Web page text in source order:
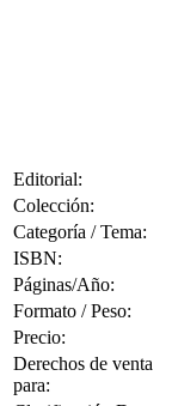
Editorial:
Colección:
Categoría / Tema:
ISBN:
Páginas/Año:
Formato / Peso:
Precio:
Derechos de venta
para: